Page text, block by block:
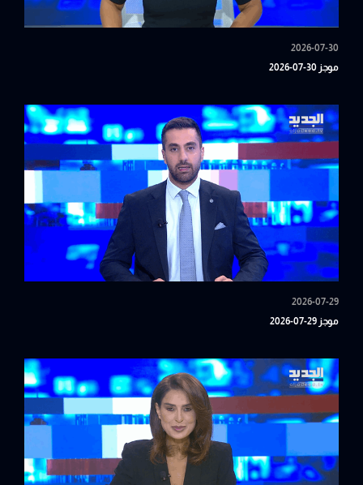
2026-07-30
موجز 30-07-2026
2026-07-29
موجز 29-07-2026